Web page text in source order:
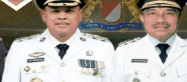
Daerah (DPD) asal Jakarta Fahira Idris dan Tokoh
Baca juga: Ketua DPD GARPU Apresiasi